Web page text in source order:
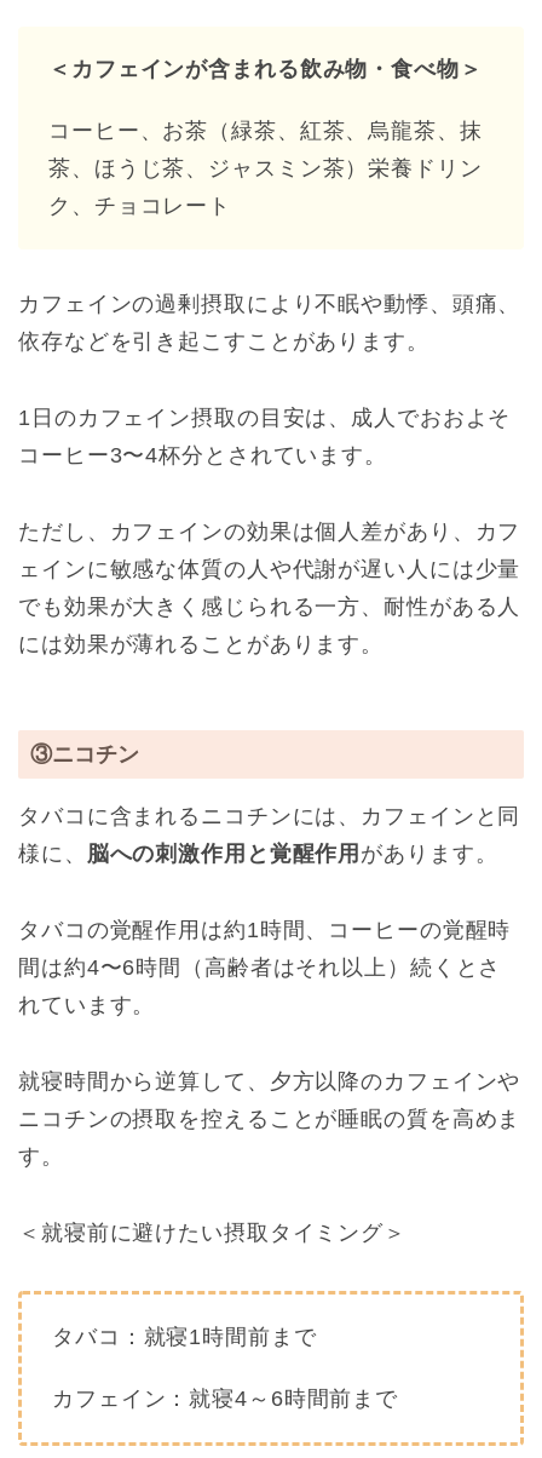
＜カフェインが含まれる飲み物・食べ物＞
コーヒー、お茶（緑茶、紅茶、烏龍茶、抹
茶、ほうじ茶、ジャスミン茶）栄養ドリン
ク、チョコレート
カフェインの過剰摂取により不眠や動悸、頭痛、
依存などを引き起こすことがあります。
1日のカフェイン摂取の目安は、成人でおおよそ
コーヒー3〜4杯分とされています。
ただし、カフェインの効果は個人差があり、カフ
ェインに敏感な体質の人や代謝が遅い人には少量
でも効果が大きく感じられる一方、耐性がある人
には効果が薄れることがあります。
③ニコチン
タバコに含まれるニコチンには、カフェインと同
様に、
脳への刺激作用と覚醒作用 があります。
タバコの覚醒作用は約1時間、コーヒーの覚醒時
間は約4〜6時間（高齢者はそれ以上）続くとさ
れています。
就寝時間から逆算して、夕方以降のカフェインや
ニコチンの摂取を控えることが睡眠の質を高めま
す。
＜就寝前に避けたい摂取タイミング＞
タバコ：就寝1時間前まで
カフェイン：就寝4～6時間前まで